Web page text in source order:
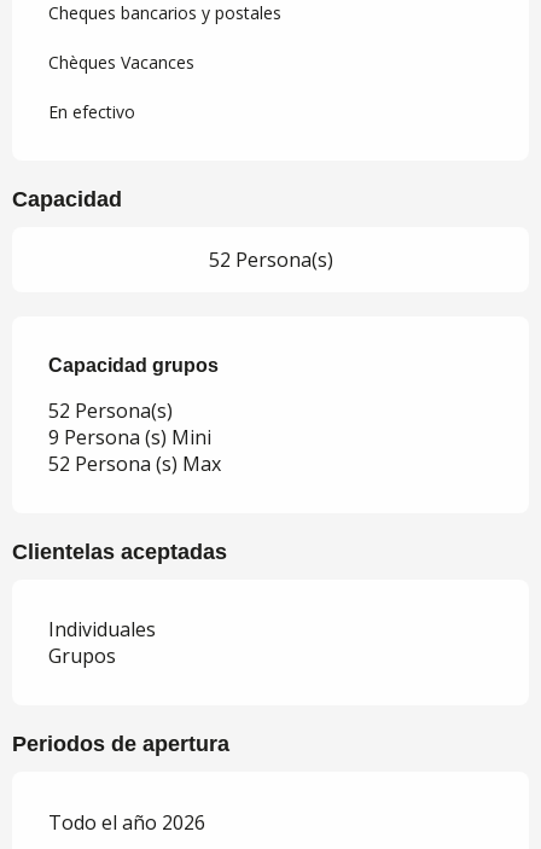
Cheques bancarios y postales
Chèques Vacances
En efectivo
Capacidad
52 Persona(s)
Capacidad grupos
Capacidad grupos
52 Persona(s)
9 Persona (s) Mini
52 Persona (s) Max
Clientelas aceptadas
Individuales
Grupos
Periodos de apertura
Todo el año 2026